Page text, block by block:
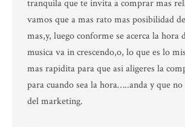
tranquila que te invita a comprar mas
vamos que a mas rato mas posibilidad
mas,y, luego conforme se acerca la hora
musica va in crescendo,o, lo que es lo
mas rapidita para que asi aligeres la
para cuando sea la hora…..anda y que no
del marketing.